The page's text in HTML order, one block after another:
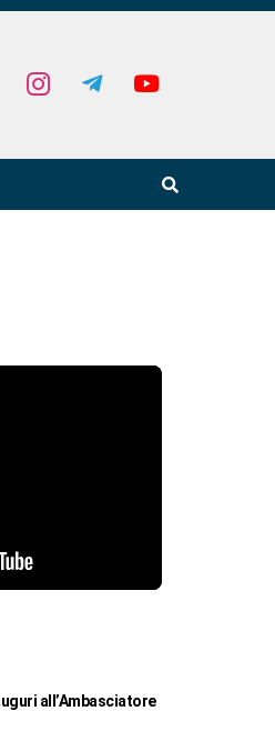
all’Ambasciatore